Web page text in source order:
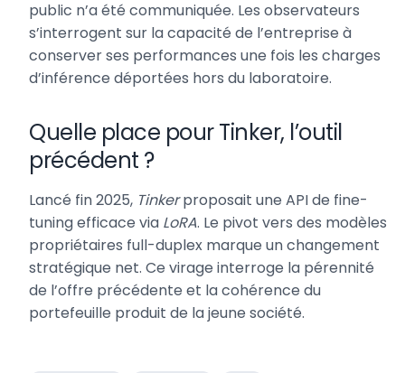
public n’a été communiquée. Les observateurs
s’interrogent sur la capacité de l’entreprise à
conserver ses performances une fois les charges
d’inférence déportées hors du laboratoire.
Quelle place pour Tinker, l’outil
précédent ?
Lancé fin 2025, Tinkerproposait une API de fine-
tuning efficace via LoRA. Le pivot vers des modèles
propriétaires full-duplex marque un changement
stratégique net. Ce virage interroge la pérennité
de l’offre précédente et la cohérence du
portefeuille produit de la jeune société.